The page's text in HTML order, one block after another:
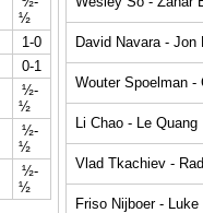
½
1-0
0-1
½-
½
½-
½
½-
½
David Navara - Jon
Wouter Spoelman -
Li Chao - Le Quang
Vlad Tkachiev -
Friso Nijboer -